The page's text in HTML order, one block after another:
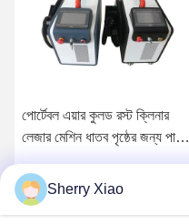
পোর্টেবল এয়ার কুলড রস্ট ক্লিনার
লেজার মেশিন ধাতব পৃষ্ঠের জন্য পালস
পেইন্ট অপসারণ 200W
Sherry Xiao